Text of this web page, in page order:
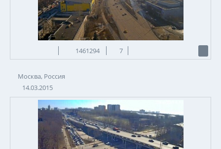
1461294 7
Москва, Россия
14.03.2015